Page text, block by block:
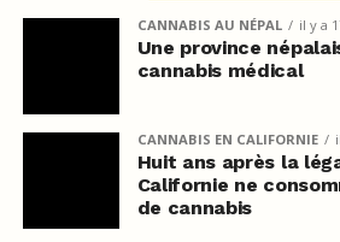
CANNABIS AU NÉPAL il y a
Une province
cannabis médical
CANNABIS EN CALIFORNIE
Huit ans après la
Californie ne
de cannabis